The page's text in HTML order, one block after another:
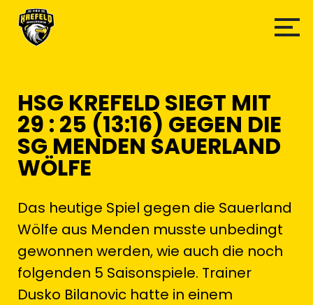
HSG KREFELD SIEGT MIT
29 : 25 (13:16) GEGEN DIE
SG MENDEN SAUERLAND
WÖLFE
Das heutige Spiel gegen die Sauerland
Wölfe aus Menden musste unbedingt
gewonnen werden, wie auch die noch
folgenden 5 Saisonspiele. Trainer
Dusko Bilanovic hatte in einem